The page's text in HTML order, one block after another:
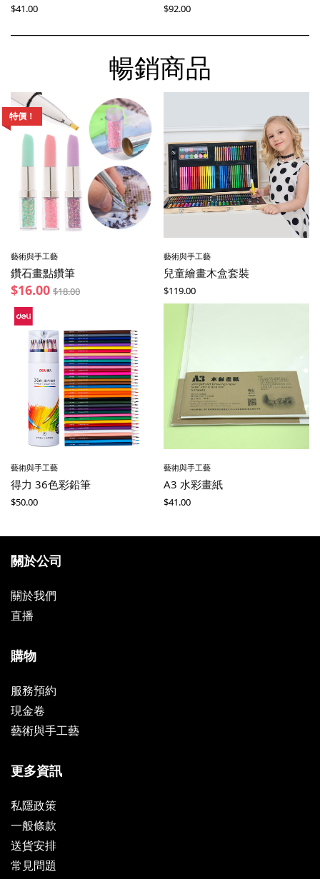
$41.00 $92.00
暢銷商品
特價！
藝術與手工藝
鑽石畫點鑽筆
$16.00 $18.00
藝術與手工藝
兒童繪畫木盒套裝
$119.00
藝術與手工藝
得力 36色彩鉛筆
$50.00
藝術與手工藝
A3 水彩畫紙
$41.00
關於公司
關於我們
直播
購物
服務預約
現金卷
藝術與手工藝
更多資訊
私隱政策
一般條款
送貨安排
常見問題